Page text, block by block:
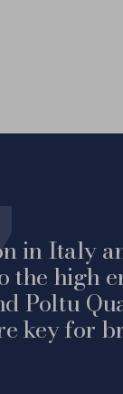
in Italy
the high
Poltu
key for